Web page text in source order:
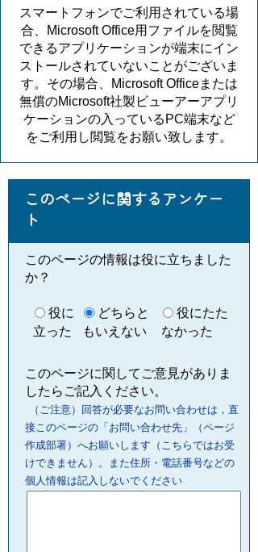
スマートフォンでご利用されている場
合、Microsoft Office用ファイルを閲覧
できるアプリケーションが端末にイン
ストールされていないことがございま
す。その場合、Microsoft Officeまたは
無償のMicrosoft社製ビューアーアプリ
ケーションの入っているPC端末など
をご利用し閲覧をお願い致します。
このページに関するアンケー
ト
このページの情報は役に立ちました
か？
役に
立った
どちらと
もいえない
役にたた
なかった
このページに関してご意見がありま
したらご記入ください。
（ご注意）回答が必要なお問い合わせは，直
接このページの「お問い合わせ先」（ページ
作成部署）へお願いします（こちらではお受
けできません）。また住所・電話番号などの
個人情報は記入しないでください